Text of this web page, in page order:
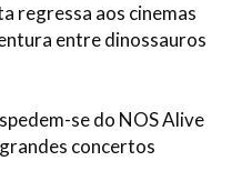
regressa aos cinemas
entre dinossauros
se do NOS Alive
concertos